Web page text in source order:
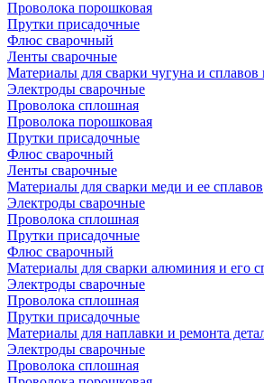
Проволока порошковая
Прутки присадочные
Флюс сварочный
Ленты сварочные
Материалы для сварки чугуна и сплавов
Электроды сварочные
Проволока сплошная
Проволока порошковая
Прутки присадочные
Флюс сварочный
Ленты сварочные
Материалы для сварки меди и ее сплавов
Электроды сварочные
Проволока сплошная
Прутки присадочные
Флюс сварочный
Материалы для сварки алюминия и его
Электроды сварочные
Проволока сплошная
Прутки присадочные
Материалы для наплавки и ремонта
Электроды сварочные
Проволока сплошная